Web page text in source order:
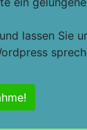
lassen Sie